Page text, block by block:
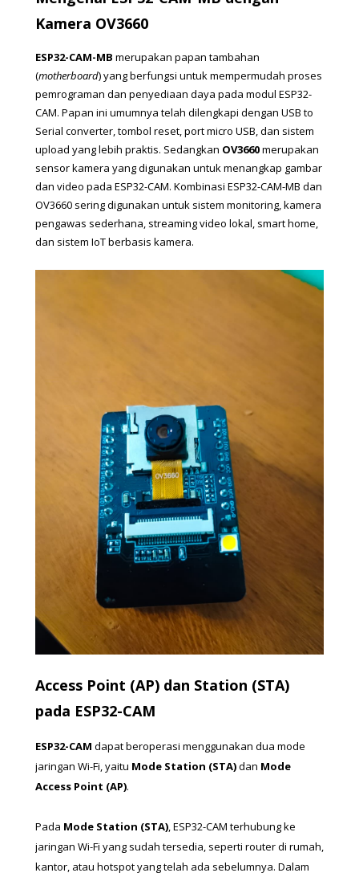
Kamera OV3660
ESP32-CAM-MB merupakan papan tambahan
(motherboard) yang berfungsi untuk mempermudah proses
pemrograman dan penyediaan daya pada modul ESP32-
CAM. Papan ini umumnya telah dilengkapi dengan USB to
Serial converter, tombol reset, port micro USB, dan sistem
upload yang lebih praktis. Sedangkan OV3660 merupakan
sensor kamera yang digunakan untuk menangkap gambar
dan video pada ESP32-CAM. Kombinasi ESP32-CAM-MB dan
OV3660 sering digunakan untuk sistem monitoring, kamera
pengawas sederhana, streaming video lokal, smart home,
dan sistem IoT berbasis kamera.
Access Point (AP) dan Station (STA)
pada ESP32-CAM
ESP32-CAM dapat beroperasi menggunakan dua mode
jaringan Wi-Fi, yaitu Mode Station (STA) dan Mode
Access Point (AP).
Pada Mode Station (STA) , ESP32-CAM terhubung ke
jaringan Wi-Fi yang sudah tersedia, seperti router di rumah,
kantor, atau hotspot yang telah ada sebelumnya. Dalam